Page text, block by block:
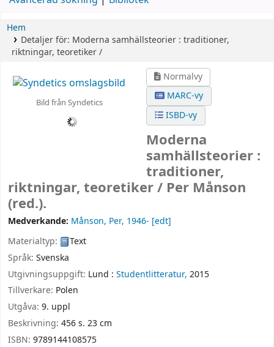
Hem
Detaljer för: Moderna samhällsteorier : traditioner,
riktningar, teoretiker /
Bild från Syndetics
Normalvy
MARC-vy
ISBD-vy
Moderna
samhällsteorier :
traditioner,
riktningar, teoretiker / Per Månson
(red.).
Medverkande: Månson, Per, 1946- [edt]
Materialtyp:
Text
Språk: Svenska
Utgivningsuppgift: Lund : Studentlitteratur, 2015
Tillverkare: Polen
Utgåva: 9. uppl
Beskrivning: 456 s. 23 cm
ISBN: 9789144108575